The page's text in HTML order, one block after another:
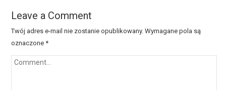
Leave a Comment
Twój adres e-mail nie zostanie opublikowany. Wymagane pola są
oznaczone*